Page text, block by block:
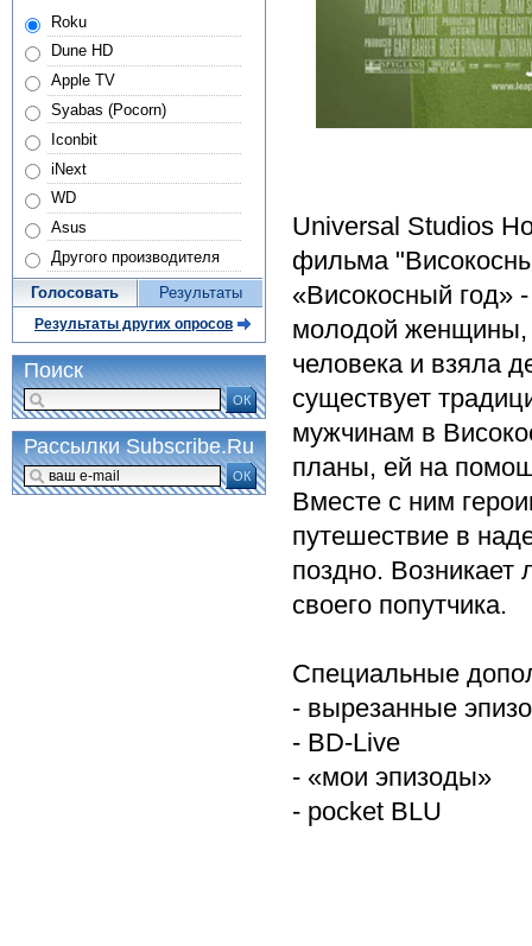
Universal Studios
фильма
«Високосный год»
молодой женщины,
человека и взяла
существует
мужчинам в
планы, ей на
Вместе с ним
путешествие в
поздно.
своего попутчика.
Специальные
- вырезанные
- BD-Live
- «мои эпизоды»
- pocket BLU
Roku
Dune HD
Apple TV
Syabas (Pocorn)
Iconbit
iNext
WD
Asus
Другого производителя
Голосовать Результаты
Результаты других опросов
Поиск
ОК
Рассылки Subscribe.Ru
ОК